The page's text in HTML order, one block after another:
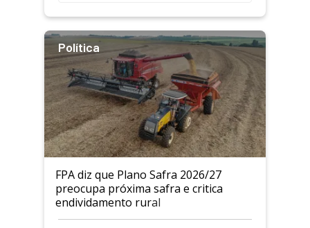
Política
FPA diz que Plano Safra 2026/27
preocupa próxima safra e critica
endividamento rural